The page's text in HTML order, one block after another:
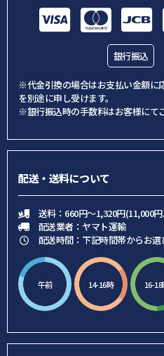
銀行振込
※代金引換の場合はお支払い金額に
を別途に申し受けます。
※銀行振込時の手数料はお客様にて
配送・送料について
送料：660円～1,320円(11,000
配送業者：ヤマト運輸
配送時間：下記時間帯からお選
午前 14-16時 16-